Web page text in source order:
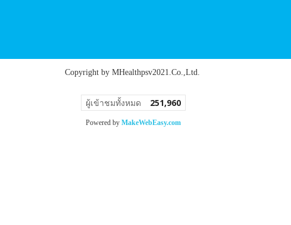
Copyright by MHealthpsv2021.Co.,Ltd.
ผู้เข้าชมทั้งหมด 251,960
Powered by MakeWebEasy.com